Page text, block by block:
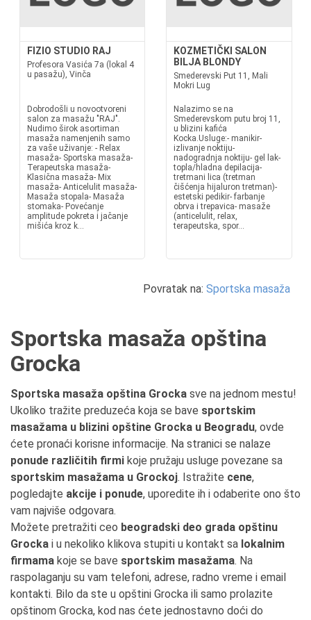
FIZIO STUDIO RAJ
Profesora Vasića 7a (lokal 4
u pasažu), Vinča
Dobrodošli u novootvoreni
salon za masažu "RAJ".
Nudimo širok asortiman
masaža namenjenih samo
za vaše uživanje: - Relax
masaža- Sportska masaža-
Terapeutska masaža-
Klasična masaža- Mix
masaža- Anticelulit masaža-
Masaža stopala- Masaža
stomaka- Povećanje
amplitude pokreta i jačanje
mišića kroz k...
KOZMETIČKI SALON
BILJA BLONDY
Smederevski Put 11, Mali
Mokri Lug
Nalazimo se na
Smederevskom putu broj 11,
u blizini kafića
Kocka.Usluge:- manikir-
izlivanje noktiju-
nadogradnja noktiju- gel lak-
topla/hladna depilacija-
tretmani lica (tretman
čišćenja hijaluron tretman)-
estetski pedikir- farbanje
obrva i trepavica- masaže
(anticelulit, relax,
terapeutska, spor...
Povratak na: Sportska masaža
Sportska masaža opština
Grocka
Sportska masaža opština Grocka sve na jednom mestu!
Ukoliko tražite preduzeća koja se bave sportskim
masažama u blizini opštine Grocka u Beogradu, ovde
ćete pronaći korisne informacije. Na stranici se nalaze
ponude različitih firmi koje pružaju usluge povezane sa
sportskim masažama u Grockoj. Istražite cene,
pogledajte akcije i ponude, uporedite ih i odaberite ono što
vam najviše odgovara.
Možete pretražiti ceo beogradski deo grada opštinu
Grocka i u nekoliko klikova stupiti u kontakt sa lokalnim
firmama koje se bave sportskim masažama. Na
raspolaganju su vam telefoni, adrese, radno vreme i email
kontakti. Bilo da ste u opštini Grocka ili samo prolazite
opštinom Grocka, kod nas ćete jednostavno doći do